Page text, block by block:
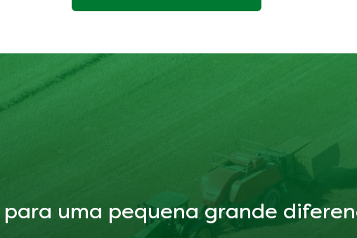
para uma pequena grande